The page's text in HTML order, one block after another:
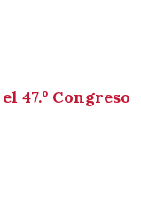
47.º Congreso